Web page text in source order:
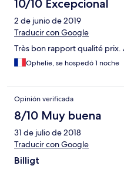
10/10 Excepcional
2 de junio de 2019
Traducir con Google
Très bon rapport qualité prix.
Ophelie, se hospedó 1 noche
Opinión verificada
8/10 Muy buena
31 de julio de 2018
Traducir con Google
Billigt